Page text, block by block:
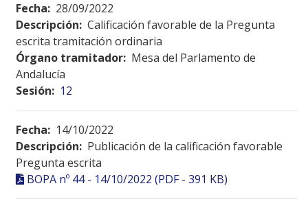
Fecha: 28/09/2022
Descripción: Calificación favorable de la Pregunta
escrita tramitación ordinaria
Órgano tramitador: Mesa del Parlamento de
Andalucía
Sesión: 12
Fecha: 14/10/2022
Descripción: Publicación de la calificación favorable
Pregunta escrita
BOPA nº 44 - 14/10/2022 (PDF - 391 KB)